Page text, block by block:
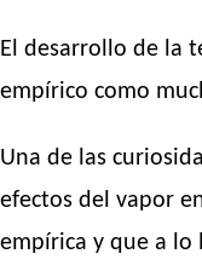
El desarrollo de la
empírico como
Una de las
efectos del vapor
empírica y que a lo